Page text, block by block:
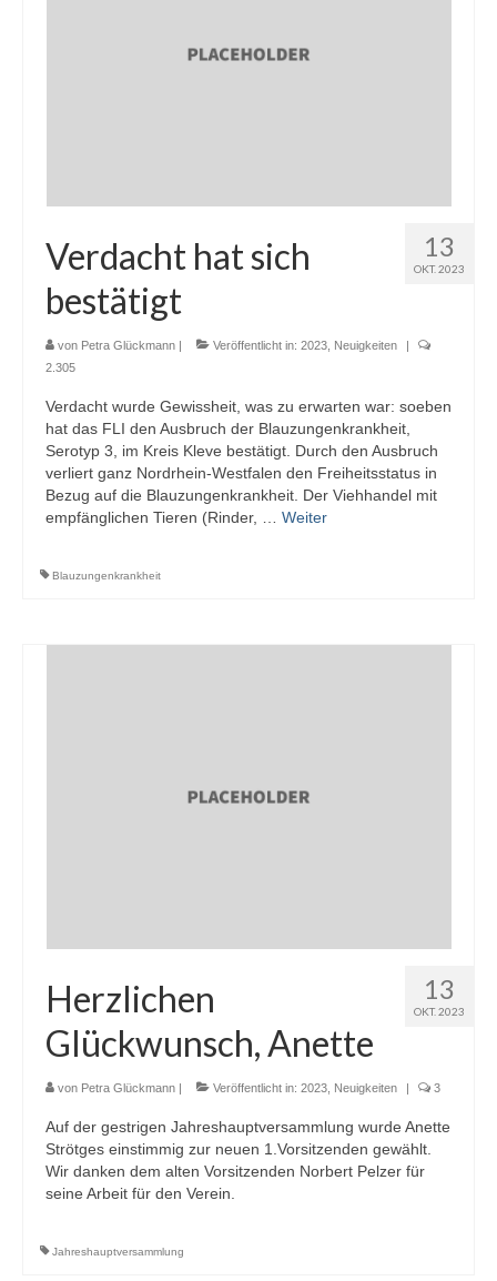
13
OKT. 2023
Verdacht hat sich
bestätigt
von Petra Glückmann | Veröffentlicht in: 2023 Neuigkeiten
|
2.305
Verdacht wurde Gewissheit, was zu erwarten war: soeben
hat das FLI den Ausbruch der Blauzungenkrankheit,
Serotyp 3, im Kreis Kleve bestätigt. Durch den Ausbruch
verliert ganz Nordrhein-Westfalen den Freiheitsstatus in
Bezug auf die Blauzungenkrankheit. Der Viehhandel mit
empfänglichen Tieren (Rinder, … Weiter
Blauzungenkrankheit
13
OKT. 2023
Herzlichen
Glückwunsch, Anette
von Petra Glückmann | Veröffentlicht in: 2023 Neuigkeiten | 3
Auf der gestrigen Jahreshauptversammlung wurde Anette
Strötges einstimmig zur neuen 1.Vorsitzenden gewählt.
Wir danken dem alten Vorsitzenden Norbert Pelzer für
seine Arbeit für den Verein.
Jahreshauptversammlung